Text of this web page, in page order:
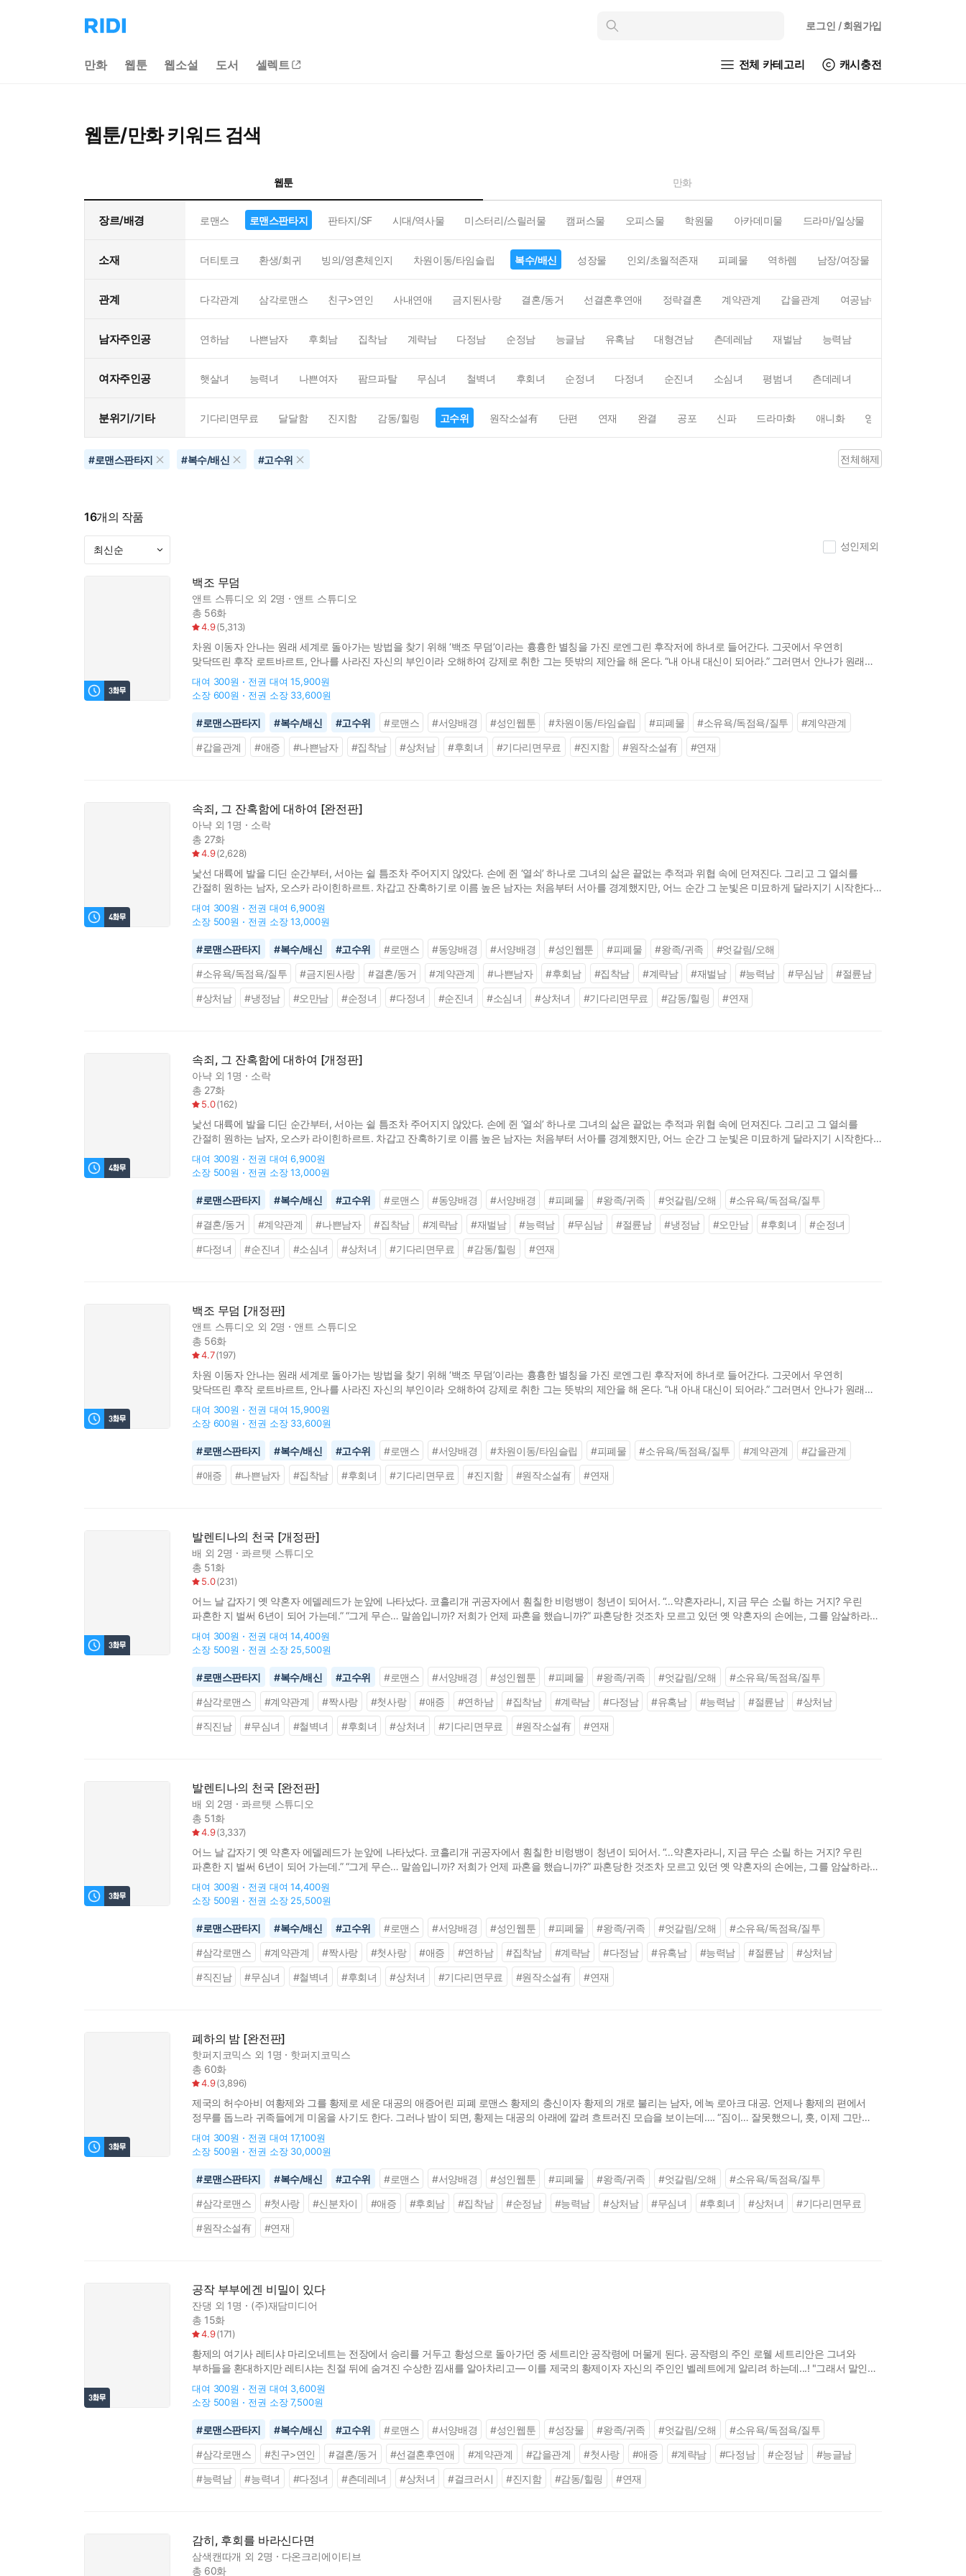
리
디
으
인
로그인 / 회원가입
만화 웹툰 웹소설 도서 셀렉트 전체 카테고리 캐시충전
웹툰/만화 키워드 검색
웹툰 만화
장르/배경 로맨스 로맨스판타지 판타지/SF 시대/역사물 미스터리/스릴러물 캠퍼스물 오피스물 학원물 아카데미물 드라마/일상물
소재 더티토크 환생/회귀 빙의/영혼체인지 차원이동/타임슬립 복수/배신 성장물 인외/초월적존재 피폐물 역하렘 남장/여장물
관계 다각관계 삼각로맨스 친구>연인 사내연애 금지된사랑 결혼/동거 선결혼후연애 정략결혼 계약관계 갑을관계 여공남수
남자주인공 연하남 나쁜남자 후회남 집착남 계략남 다정남 순정남 능글남 유혹남 대형견남 츤데레남 재벌남 능력남
여자주인공 햇살녀 능력녀 나쁜여자 팜므파탈 무심녀 철벽녀 후회녀 순정녀 다정녀 순진녀 소심녀 평범녀 츤데레녀
분위기/기타 기다리면무료 달달함 진지함 감동/힐링 고수위 원작소설有 단편 연재 완결 공포 신파 드라마화 애니화 영화화
#로맨스판타지 #복수/배신 #고수위 전체해제
16개의 작품
성인제외
백조 무덤
앤트 스튜디오 외 2명
앤트 스튜디오
총 56화
4.9(5,313)
차원 이동자 안나는 원래 세계로 돌아가는 방법을 찾기 위해 ‘백조 무덤’이라는 흉흉한 별칭을 가진 로엔그린 후작저에 하녀로 들어간다. 그곳에서 우연히
맞닥뜨린 후작 로트바르트, 안나를 사라진 자신의 부인이라 오해하여 강제로 취한 그는 뜻밖의 제안을 해 온다. “내 아내 대신이 되어라.” 그러면서 안나가 원래
세계로 돌아가기 위해서는 ‘이 세계 사람과의 사이에서 아이를 낳아야 한다’는 사실을 알려 준다. 고민하는 사이, 로트바르트의 아들인 스반힐
대여 300원 전권 대여 15,900원
소장 600원 전권 소장 33,600원
#로맨스판타지 #복수/배신 #고수위 #로맨스 #서양배경 #성인웹툰 #차원이동/타임슬립 #피폐물 #소유욕/독점욕/질투 #계약관계
#갑을관계 #애증 #나쁜남자 #집착남 #상처남 #후회녀 #기다리면무료 #진지함 #원작소설有 #연재
속죄, 그 잔혹함에 대하여 [완전판]
아냑외 1명
소락
총 27화
4.9(2,628)
낯선 대륙에 발을 디딘 순간부터, 서아는 쉴 틈조차 주어지지 않았다. 손에 쥔 ‘열쇠’ 하나로 그녀의 삶은 끝없는 추적과 위협 속에 던져진다. 그리고 그 열쇠를
간절히 원하는 남자, 오스카 라이힌하르트. 차갑고 잔혹하기로 이름 높은 남자는 처음부터 서아를 경계했지만, 어느 순간 그 눈빛은 미묘하게 달라지기 시작한다.
서로를 이용해야만 살아남을 수 있는 관계. 하지만 함께 지내는 시간이 길어질수록, 증오와 집착은 설명할 수 없는 끌림으로 변해간다
대여 300원 전권 대여 6,900원
소장 500원 전권 소장 13,000원
#로맨스판타지 #복수/배신 #고수위 #로맨스 #동양배경 #서양배경 #성인웹툰 #피폐물 #왕족/귀족 #엇갈림/오해
#소유욕/독점욕/질투 #금지된사랑 #결혼/동거 #계약관계 #나쁜남자 #후회남 #집착남 #계략남 #재벌남 #능력남 #무심남 #절륜남
#상처남 #냉정남 #오만남 #순정녀 #다정녀 #순진녀 #소심녀 #상처녀 #기다리면무료 #감동/힐링 #연재
속죄, 그 잔혹함에 대하여 [개정판]
아냑외 1명
소락
총 27화
5.0(162)
낯선 대륙에 발을 디딘 순간부터, 서아는 쉴 틈조차 주어지지 않았다. 손에 쥔 ‘열쇠’ 하나로 그녀의 삶은 끝없는 추적과 위협 속에 던져진다. 그리고 그 열쇠를
간절히 원하는 남자, 오스카 라이힌하르트. 차갑고 잔혹하기로 이름 높은 남자는 처음부터 서아를 경계했지만, 어느 순간 그 눈빛은 미묘하게 달라지기 시작한다.
서로를 이용해야만 살아남을 수 있는 관계. 하지만 함께 지내는 시간이 길어질수록, 증오와 집착은 설명할 수 없는 끌림으로 변해간다
대여 300원 전권 대여 6,900원
소장 500원 전권 소장 13,000원
#로맨스판타지 #복수/배신 #고수위 #로맨스 #동양배경 #서양배경 #피폐물 #왕족/귀족 #엇갈림/오해 #소유욕/독점욕/질투
#결혼/동거 #계약관계 #나쁜남자 #집착남 #계략남 #재벌남 #능력남 #무심남 #절륜남 #냉정남 #오만남 #후회녀 #순정녀
#다정녀 #순진녀 #소심녀 #상처녀 #기다리면무료 #감동/힐링 #연재
백조 무덤 [개정판]
앤트 스튜디오 외 2명
앤트 스튜디오
총 56화
4.7(197)
차원 이동자 안나는 원래 세계로 돌아가는 방법을 찾기 위해 ‘백조 무덤’이라는 흉흉한 별칭을 가진 로엔그린 후작저에 하녀로 들어간다. 그곳에서 우연히
맞닥뜨린 후작 로트바르트, 안나를 사라진 자신의 부인이라 오해하여 강제로 취한 그는 뜻밖의 제안을 해 온다. “내 아내 대신이 되어라.” 그러면서 안나가 원래
세계로 돌아가기 위해서는 ‘이 세계 사람과의 사이에서 아이를 낳아야 한다’는 사실을 알려 준다. 고민하는 사이, 로트바르트의 아들인 스반힐
대여 300원 전권 대여 15,900원
소장 600원 전권 소장 33,600원
#로맨스판타지 #복수/배신 #고수위 #로맨스 #서양배경 #차원이동/타임슬립 #피폐물 #소유욕/독점욕/질투 #계약관계 #갑을관계
#애증 #나쁜남자 #집착남 #후회녀 #기다리면무료 #진지함 #원작소설有 #연재
발렌티나의 천국 [개정판]
배 외 2명
콰르텟 스튜디오
총 51화
5.0(231)
어느 날 갑자기 옛 약혼자 에델레드가 눈앞에 나타났다. 코흘리개 귀공자에서 훤칠한 비렁뱅이 청년이 되어서. “…약혼자라니, 지금 무슨 소릴 하는 거지? 우린
파혼한 지 벌써 6년이 되어 가는데.” “그게 무슨… 말씀입니까? 저희가 언제 파혼을 했습니까?” 파혼당한 것조차 모르고 있던 옛 약혼자의 손에는, 그를 암살하라는
편지가 들려 있었다. 문제는, 그 편지의 발신인인 에드거 공작이 곧 발렌티나의 남편이 될 사람이라는 것. 더 큰 문제는, 이
대여 300원 전권 대여 14,400원
소장 500원 전권 소장 25,500원
#로맨스판타지 #복수/배신 #고수위 #로맨스 #서양배경 #성인웹툰 #피폐물 #왕족/귀족 #엇갈림/오해 #소유욕/독점욕/질투
#삼각로맨스 #계약관계 #짝사랑 #첫사랑 #애증 #연하남 #집착남 #계략남 #다정남 #유혹남 #능력남 #절륜남 #상처남
#직진남 #무심녀 #철벽녀 #후회녀 #상처녀 #기다리면무료 #원작소설有 #연재
발렌티나의 천국 [완전판]
배 외 2명
콰르텟 스튜디오
총 51화
4.9(3,337)
어느 날 갑자기 옛 약혼자 에델레드가 눈앞에 나타났다. 코흘리개 귀공자에서 훤칠한 비렁뱅이 청년이 되어서. “…약혼자라니, 지금 무슨 소릴 하는 거지? 우린
파혼한 지 벌써 6년이 되어 가는데.” “그게 무슨… 말씀입니까? 저희가 언제 파혼을 했습니까?” 파혼당한 것조차 모르고 있던 옛 약혼자의 손에는, 그를 암살하라는
편지가 들려 있었다. 문제는, 그 편지의 발신인인 에드거 공작이 곧 발렌티나의 남편이 될 사람이라는 것. 더 큰 문제는, 이
대여 300원 전권 대여 14,400원
소장 500원 전권 소장 25,500원
#로맨스판타지 #복수/배신 #고수위 #로맨스 #서양배경 #성인웹툰 #피폐물 #왕족/귀족 #엇갈림/오해 #소유욕/독점욕/질투
#삼각로맨스 #계약관계 #짝사랑 #첫사랑 #애증 #연하남 #집착남 #계략남 #다정남 #유혹남 #능력남 #절륜남 #상처남
#직진남 #무심녀 #철벽녀 #후회녀 #상처녀 #기다리면무료 #원작소설有 #연재
폐하의 밤 [완전판]
핫퍼지코믹스 외 1명
핫퍼지코믹스
총 60화
4.9(3,896)
제국의 허수아비 여황제와 그를 황제로 세운 대공의 애증어린 피폐 로맨스 황제의 충신이자 황제의 개로 불리는 남자, 에녹 로아크 대공. 언제나 황제의 편에서
정무를 돕느라 귀족들에게 미움을 사기도 한다. 그러나 밤이 되면, 황제는 대공의 아래에 깔려 흐트러진 모습을 보이는데…. “짐이… 잘못했으니, 흣, 이제 그만
용서를…!” “정말 싫으십니까? 제겐 솔직하게 말씀하셔도 됩니다. 저는 폐하의 영원한 종이니까요.”
대여 300원 전권 대여 17,100원
소장 500원 전권 소장 30,000원
#로맨스판타지 #복수/배신 #고수위 #로맨스 #서양배경 #성인웹툰 #피폐물 #왕족/귀족 #엇갈림/오해 #소유욕/독점욕/질투
#삼각로맨스 #첫사랑 #신분차이 #애증 #후회남 #집착남 #순정남 #능력남 #상처남 #무심녀 #후회녀 #상처녀 #기다리면무료
#원작소설有 #연재
공작 부부에겐 비밀이 있다
잔댕 외 1명
(주)재담미디어
총 15화
4.9(171)
황제의 여기사 레티샤 마리오네트는 전장에서 승리를 거두고 황성으로 돌아가던 중 세트리안 공작령에 머물게 된다. 공작령의 주인 로웰 세트리안은 그녀와
부하들을 환대하지만 레티샤는 친절 뒤에 숨겨진 수상한 낌새를 알아차리고― 이를 제국의 황제이자 자신의 주인인 벨레트에게 알리려 하는데...! "그래서 말인데
레티샤 양. 나와 결혼해 줄 생각 없나?" "혹시 취하셨습니까?" 로웰은 그녀를 저지하며 새로운 제안을 한다. 레티샤는 로웰의 역모를 막고 부
대여 300원 전권 대여 3,600원
소장 500원 전권 소장 7,500원
#로맨스판타지 #복수/배신 #고수위 #로맨스 #서양배경 #성인웹툰 #성장물 #왕족/귀족 #엇갈림/오해 #소유욕/독점욕/질투
#삼각로맨스 #친구>연인 #결혼/동거 #선결혼후연애 #계약관계 #갑을관계 #첫사랑 #애증 #계략남 #다정남 #순정남 #능글남
#능력남 #능력녀 #다정녀 #츤데레녀 #상처녀 #걸크러시 #진지함 #감동/힐링 #연재
감히, 후회를 바라신다면
삼색캔따개 외 2명
다온크리에이티브
총 60화